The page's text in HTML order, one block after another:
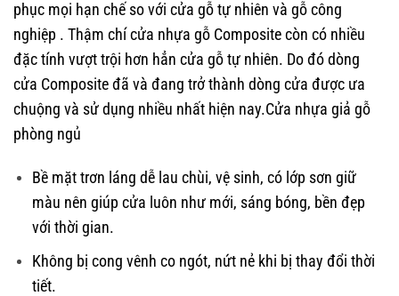
phục mọi hạn chế so với cửa gỗ tự nhiên và gỗ công
nghiệp . Thậm chí cửa nhựa gỗ Composite còn có nhiều
đặc tính vượt trội hơn hẳn cửa gỗ tự nhiên. Do đó dòng
cửa Composite đã và đang trở thành dòng cửa được ưa
chuộng và sử dụng nhiều nhất hiện nay.Cửa nhựa giả gỗ
phòng ngủ
Bề mặt trơn láng dễ lau chùi, vệ sinh, có lớp sơn giữ
màu nên giúp cửa luôn như mới, sáng bóng, bền đẹp
với thời gian.
Không bị cong vênh co ngót, nứt nẻ khi bị thay đổi thời
tiết.